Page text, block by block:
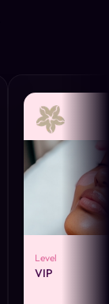
Level
VIP